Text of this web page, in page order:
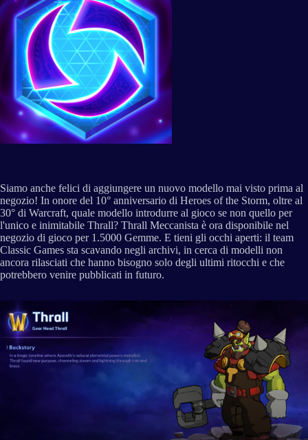
Siamo anche felici di aggiungere un nuovo modello mai visto prima al
negozio! In onore del 10° anniversario di Heroes of the Storm, oltre al
30° di Warcraft, quale modello introdurre al gioco se non quello per
l'unico e inimitabile Thrall? Thrall Meccanista è ora disponibile nel
negozio di gioco per 1.5000 Gemme. E tieni gli occhi aperti: il team
Classic Games sta scavando negli archivi, in cerca di modelli non
ancora rilasciati che hanno bisogno solo degli ultimi ritocchi e che
potrebbero venire pubblicati in futuro.